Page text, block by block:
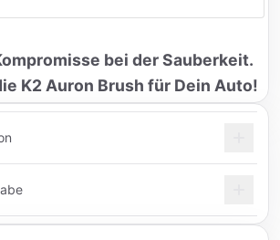
bei der Sauberkeit.
K2 Auron Brush für Dein Auto!